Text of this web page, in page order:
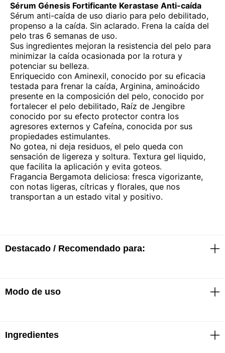
Sérum Génesis Fortificante Kerastase Anti-caída
Sérum anti-caída de uso diario para pelo debilitado,
propenso a la caída. Sin aclarado. Frena la caída del
pelo tras 6 semanas de uso.
Sus ingredientes mejoran la resistencia del pelo para
minimizar la caída ocasionada por la rotura y
potenciar su belleza.
Enriquecido con Aminexil, conocido por su eficacia
testada para frenar la caída, Arginina, aminoácido
presente en la composición del pelo, conocido por
fortalecer el pelo debilitado, Raíz de Jengibre
conocido por su efecto protector contra los
agresores externos y Cafeína, conocida por sus
propiedades estimulantes.
No gotea, ni deja residuos, el pelo queda con
sensación de ligereza y soltura. Textura gel liquido,
que facilita la aplicación y evita goteos.
Fragancia Bergamota deliciosa: fresca vigorizante,
con notas ligeras, cítricas y florales, que nos
transportan a un estado vital y positivo.
Destacado / Recomendado para:
· Rellena y da cuerpo a la fibra capilar cuando se
Modo de uso
Shampoo
Ingredientes